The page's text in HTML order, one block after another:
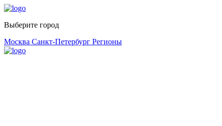
Выберите город
Москва Санкт-Петербург Регионы